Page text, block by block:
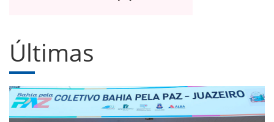
Últimas